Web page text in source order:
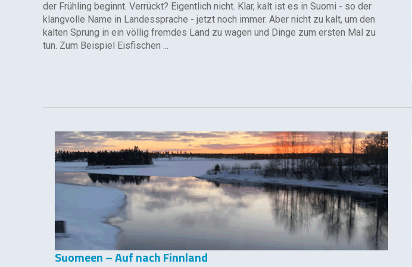
der Frühling beginnt. Verrückt? Eigentlich nicht. Klar, kalt ist es in Suomi - so der
klangvolle Name in Landessprache - jetzt noch immer. Aber nicht zu kalt, um den
kalten Sprung in ein völlig fremdes Land zu wagen und Dinge zum ersten Mal zu
tun. Zum Beispiel Eisfischen ...
Suomeen – Auf nach Finnland